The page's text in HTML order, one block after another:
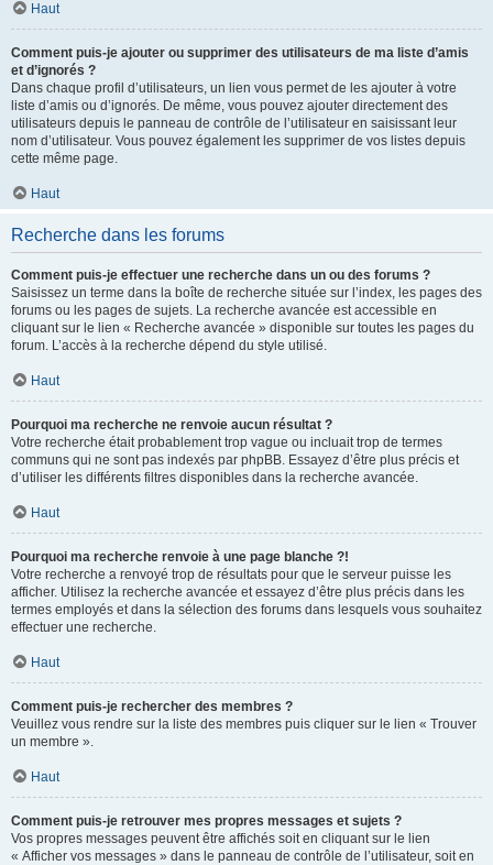
Haut
Comment puis-je ajouter ou supprimer des utilisateurs de ma liste d’amis
et d’ignorés ?
Dans chaque profil d’utilisateurs, un lien vous permet de les ajouter à votre
liste d’amis ou d’ignorés. De même, vous pouvez ajouter directement des
utilisateurs depuis le panneau de contrôle de l’utilisateur en saisissant leur
nom d’utilisateur. Vous pouvez également les supprimer de vos listes depuis
cette même page.
Haut
Recherche dans les forums
Comment puis-je effectuer une recherche dans un ou des forums ?
Saisissez un terme dans la boîte de recherche située sur l’index, les pages des
forums ou les pages de sujets. La recherche avancée est accessible en
cliquant sur le lien « Recherche avancée » disponible sur toutes les pages du
forum. L’accès à la recherche dépend du style utilisé.
Haut
Pourquoi ma recherche ne renvoie aucun résultat ?
Votre recherche était probablement trop vague ou incluait trop de termes
communs qui ne sont pas indexés par phpBB. Essayez d’être plus précis et
d’utiliser les différents filtres disponibles dans la recherche avancée.
Haut
Pourquoi ma recherche renvoie à une page blanche ?!
Votre recherche a renvoyé trop de résultats pour que le serveur puisse les
afficher. Utilisez la recherche avancée et essayez d’être plus précis dans les
termes employés et dans la sélection des forums dans lesquels vous souhaitez
effectuer une recherche.
Haut
Comment puis-je rechercher des membres ?
Veuillez vous rendre sur la liste des membres puis cliquer sur le lien « Trouver
un membre ».
Haut
Comment puis-je retrouver mes propres messages et sujets ?
Vos propres messages peuvent être affichés soit en cliquant sur le lien
« Afficher vos messages » dans le panneau de contrôle de l’utilisateur, soit en